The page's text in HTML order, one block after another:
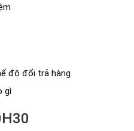
độ đổi trả hàng
gì